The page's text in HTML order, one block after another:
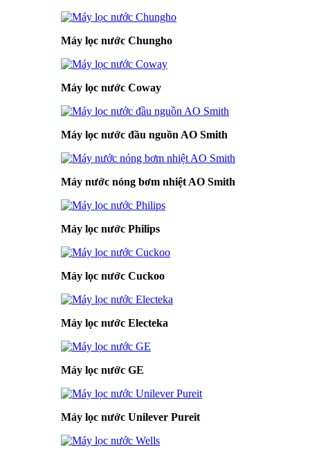
Máy lọc nước Chungho
Máy lọc nước Coway
Máy lọc nước đầu nguồn AO Smith
Máy nước nóng bơm nhiệt AO Smith
Máy lọc nước Philips
Máy lọc nước Cuckoo
Máy lọc nước Electeka
Máy lọc nước GE
Máy lọc nước Unilever Pureit